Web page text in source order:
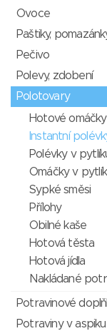
Ovoce
Paštiky,
Pečivo
Polevy, zdobení
Polotovary
Hotové omáčky
Instantní
Polévky v
Omáčky v
Sypké směsi
Přílohy
Obilné kaše
Hotová těsta
Hotová jídla
Nakládané
Potravinové
Potraviny v aspiku